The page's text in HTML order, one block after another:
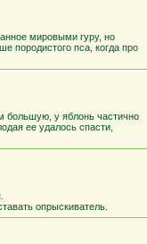
мировыми гуру, но
породистого пса, когда про
большую, у яблонь частично
ее удалось спасти,
опрыскиватель.